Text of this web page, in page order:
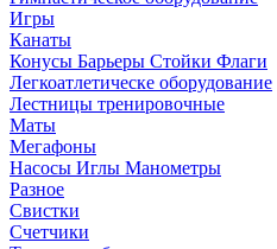
Игры
Канаты
Конусы Барьеры Стойки Флаги
Легкоатлетическе оборудование
Лестницы тренировочные
Маты
Мегафоны
Насосы Иглы Манометры
Разное
Свистки
Счетчики